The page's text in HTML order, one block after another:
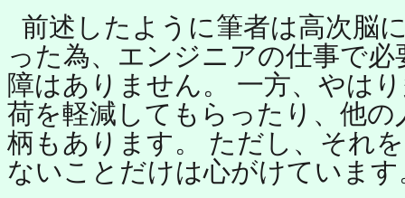
前述したように筆者は高次脳
った為、エンジニアの仕事で
障はありません。 一方、やは
荷を軽減してもらったり、他
柄もあります。 ただし、それ
ないことだけは心がけています